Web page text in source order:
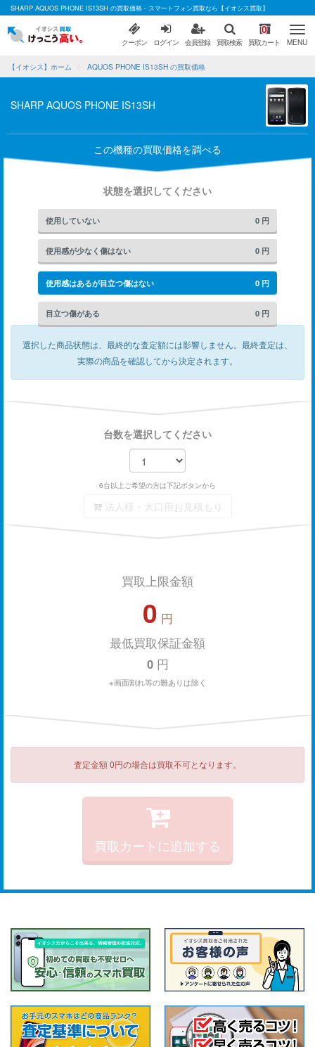
SHARP AQUOS PHONE IS13SH の買取価格 - スマートフォン買取なら【イオシス買取】
クーポン ログイン 会員登録 買取検索
0
買取カート MENU
【イオシス】ホーム AQUOS PHONE IS13SH の買取価格
SHARP AQUOS PHONE IS13SH
この機種の買取価格を調べる
状態を選択してください
使用していない 0 円
使用感が少なく傷はない 0 円
使用感はあるが目立つ傷はない 0 円
目立つ傷がある 0 円
選択した商品状態は、最終的な査定額には影響しません。 最終査定は、
実際の商品を確認してから決定されます。
台数を選択してください
6台以上ご希望の方は下記ボタンから
法人様・大口用お見積もり
買取上限金額
0 円
最低買取保証金額
0円
※画面割れ等の難ありは除く
査定金額 0円の場合は買取不可となります。
買取カートに追加する